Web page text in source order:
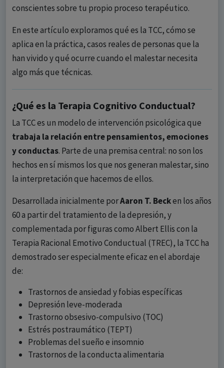
conscientes sobre tu propio proceso terapéutico.
En este artículo exploramos qué es la TCC, cómo se
aplica en la práctica, casos reales de personas que la
han vivido y qué ocurre cuando el malestar necesita
algo más que técnicas.
¿Qué es la Terapia Cognitivo Conductual?
La TCC es un modelo de intervención psicológica que
trabaja la relación entre pensamientos, emociones
y conductas. Parte de una premisa central: no son los
hechos en sí mismos los que nos generan malestar, sino
la interpretación que hacemos de ellos.
Desarrollada inicialmente porAaron T. Becken los años
60 a partir del tratamiento de la depresión, y
complementada por figuras como Albert Ellis con la
Terapia Racional Emotivo Conductual (TREC), la TCC ha
demostrado ser especialmente eficaz en el abordaje
de:
Trastornos de ansiedad y fobias específicas
Depresión leve-moderada
Trastorno obsesivo-compulsivo (TOC)
Estrés postraumático (TEPT)
Problemas del sueño e insomnio
Trastornos de la conducta alimentaria